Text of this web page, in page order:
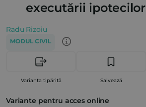
executării ipotecilor
Radu Rizoiu
MODUL CIVIL
Varianta tipărită Salvează
Variante pentru acces online